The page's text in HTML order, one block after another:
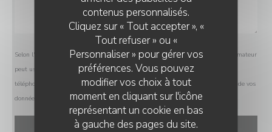
contenus personnalisés.
Cliquez sur « Tout accepter », «
Tout refuser » ou «
Personnaliser » pour gérer vos
préférences. Vous pouvez
modifier vos choix à tout
moment en cliquant sur l'icône
représentant un cookie en bas
à gauche des pages du site.
Selon l'article L.223-2 du code de la consommation, il est rappelé que le consommateur
peut user de son droit à s'inscrire sur la liste d'opposition au démarchage
téléphonique Bloctel :
bloctel.gouv.fr. Pour plus d'informations sur le traitement de vos
données, consultez notrepolitique de confidentialité .